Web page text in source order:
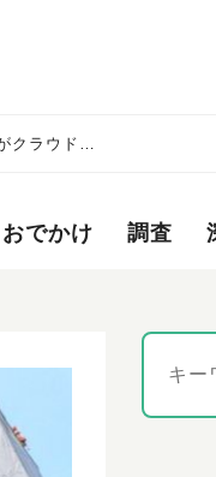
クラウドフ
おでかけ 調査